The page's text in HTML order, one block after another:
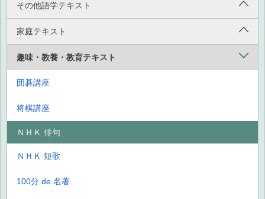
その他語学テキスト
家庭テキスト
趣味・教養・教育テキスト
囲碁講座
将棋講座
ＮＨＫ 俳句
ＮＨＫ 短歌
100分 de 名著